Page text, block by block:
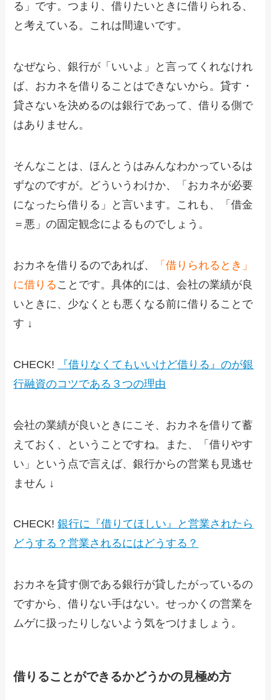
る」です。つまり、借りたいときに借りられる、
と考えている。これは間違いです。
なぜなら、銀行が「いいよ」と言ってくれなけれ
ば、おカネを借りることはできないから。貸す・
貸さないを決めるのは銀行であって、借りる側で
はありません。
そんなことは、ほんとうはみんなわかっているは
ずなのですが。どういうわけか、「おカネが必要
になったら借りる」と言います。これも、「借金
＝悪」の固定観念によるものでしょう。
おカネを借りるのであれば、
「借りられるとき」
に借りる ことです。具体的には、会社の業績が良
いときに、少なくとも悪くなる前に借りることで
す ↓
CHECK!
『借りなくてもいいけど借りる』のが銀
行融資のコツである３つの理由
会社の業績が良いときにこそ、おカネを借りて蓄
えておく、ということですね。また、「借りやす
い」という点で言えば、銀行からの営業も見逃せ
ません ↓
CHECK!銀行に『借りてほしい』と営業されたら
どうする？営業されるにはどうする？
おカネを貸す側である銀行が貸したがっているの
ですから、借りない手はない。せっかくの営業を
ムゲに扱ったりしないよう気をつけましょう。
借りることができるかどうかの見極め方